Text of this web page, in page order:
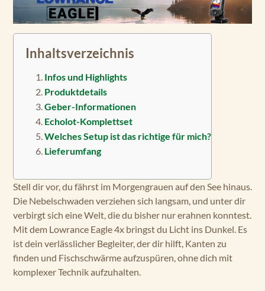
Inhaltsverzeichnis
Infos und Highlights
Produktdetails
Geber-Informationen
Echolot-Komplettset
Welches Setup ist das richtige für mich?
Lieferumfang
Stell dir vor, du fährst im Morgengrauen auf den See hinaus.
Die Nebelschwaden verziehen sich langsam, und unter dir
verbirgt sich eine Welt, die du bisher nur erahnen konntest.
Mit dem Lowrance Eagle 4x bringst du Licht ins Dunkel. Es
ist dein verlässlicher Begleiter, der dir hilft, Kanten zu
finden und Fischschwärme aufzuspüren, ohne dich mit
komplexer Technik aufzuhalten.